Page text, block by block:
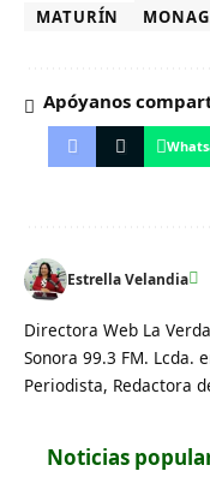
MATURÍN
Apóyanos
Estrella Velandia
Directora Web La
Sonora 99.3 FM. Lcda.
Periodista, Redactora
Noticias